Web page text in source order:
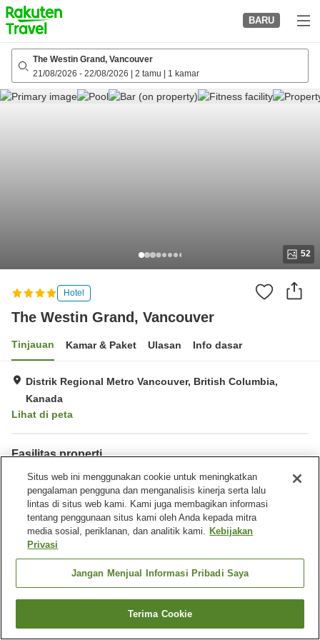
to
top
page
BARU
The Westin Grand, Vancouver
21/08/2026 - 22/08/2026 2 tamu 1 kamar
52
Hotel
The Westin Grand, Vancouver
Tinjauan Kamar & Paket Ulasan Info dasar
Distrik Regional Metro Vancouver, British Columbia,
Kanada
Lihat di peta
Fasilitas properti
Tempat parkir
Restoran
Bar
Benar-benar bebas rokok
Beranda Kanada
British Columbia
Distrik Regional Metro Vancouver
The Westin Grand, Vancouver
Cari kamar
Situs web ini menggunakan cookie untuk meningkatkan
pengalaman pengguna dan menganalisis kinerja serta lalu
lintas di situs web kami. Kami juga membagikan informasi
tentang penggunaan situs kami oleh Anda kepada mitra
media sosial, periklanan, dan analitik kami. Kebijakan
Privasi
Jangan Menjual Informasi Pribadi Saya
Terima Cookie